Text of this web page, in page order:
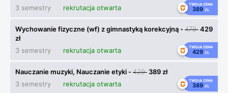
3 semestry
rekrutacja otwarta TWOJA CENA
389 ZŁ
Wychowanie fizyczne (wf) z gimnastyką korekcyjną -479429
zł
3 semestry
rekrutacja otwarta TWOJA CENA
429 ZŁ
Nauczanie muzyki, Nauczanie etyki -429 389 zł
3 semestry
rekrutacja otwarta TWOJA CENA
389 ZŁ